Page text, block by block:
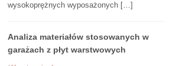
wysokoprężnych wyposażonych […]
Analiza materiałów stosowanych w
garażach z płyt warstwowych